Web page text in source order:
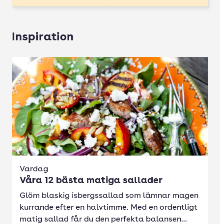
Inspiration
Vardag
Våra 12 bästa matiga sallader
Glöm blaskig isbergssallad som lämnar magen
kurrande efter en halvtimme. Med en ordentligt
matig sallad får du den perfekta balansen...